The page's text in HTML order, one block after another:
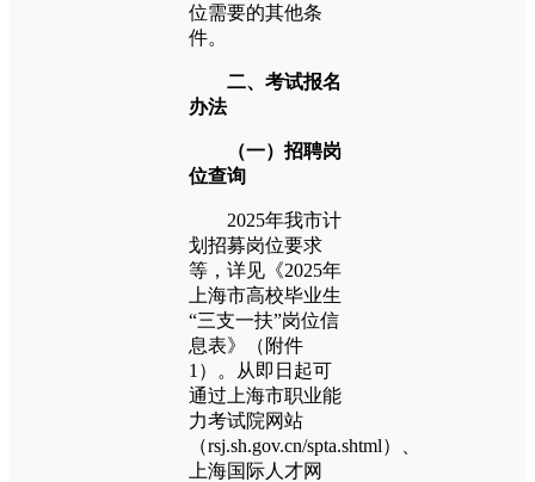
位需要的其他条
件。
二、考试报名
办法
（一）招聘岗
位查询
2025年我市计
划招募岗位要求
等，详见《2025年
上海市高校毕业生
“三支一扶”岗位信
息表》（附件
1）。从即日起可
通过上海市职业能
力考试院网站
（rsj.sh.gov.cn/spta.shtml）、
上海国际人才网